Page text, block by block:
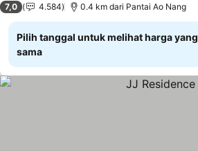
7,0 4.584 0.4 km dari Pantai Ao Nang
Pilih tanggal untuk melihat harga yang
sama